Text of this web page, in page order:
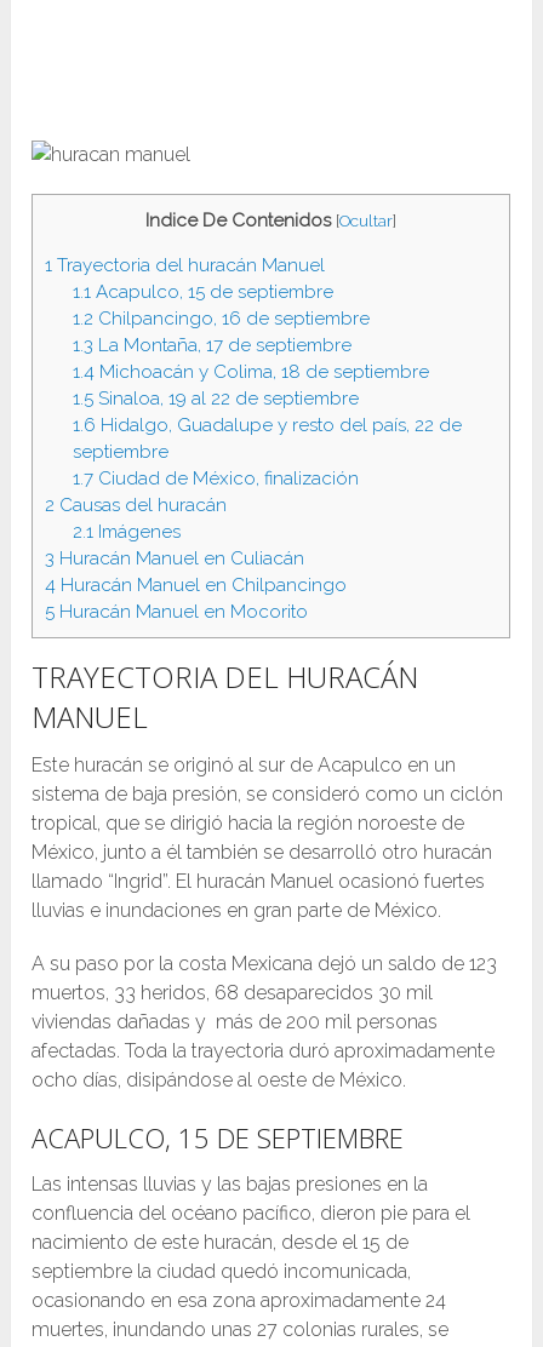
Indice De Contenidos [Ocultar]
1 Trayectoria del huracán Manuel
1.1Acapulco, 15 de septiembre
1.2 Chilpancingo, 16 de septiembre
1.3 La Montaña, 17 de septiembre
1.4Michoacán y Colima, 18 de septiembre
1.5Sinaloa, 19 al 22 de septiembre
1.6 Hidalgo, Guadalupe y resto del país, 22 de
septiembre
1.7Ciudad de México, finalización
2 Causas del huracán
2.1Imágenes
3 Huracán Manuel en Culiacán
4 Huracán Manuel en Chilpancingo
5 Huracán Manuel en Mocorito
TRAYECTORIA DEL HURACÁN
MANUEL
Este huracán se originó al sur de Acapulco en un
sistema de baja presión, se consideró como un ciclón
tropical, que se dirigió hacia la región noroeste de
México, junto a él también se desarrolló otro huracán
llamado “Ingrid”. El huracán Manuel ocasionó fuertes
lluvias e inundaciones en gran parte de México.
A su paso por la costa Mexicana dejó un saldo de 123
muertos, 33 heridos, 68 desaparecidos 30 mil
viviendas dañadas y más de 200 mil personas
afectadas. Toda la trayectoria duró aproximadamente
ocho días, disipándose al oeste de México.
ACAPULCO, 15 DE SEPTIEMBRE
Las intensas lluvias y las bajas presiones en la
confluencia del océano pacífico, dieron pie para el
nacimiento de este huracán, desde el 15 de
septiembre la ciudad quedó incomunicada,
ocasionando en esa zona aproximadamente 24
muertes, inundando unas 27 colonias rurales, se